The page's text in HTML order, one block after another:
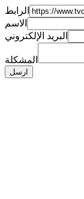
الرابط
الاسم
البريد الإلكتروني
المشكلة
ارسل